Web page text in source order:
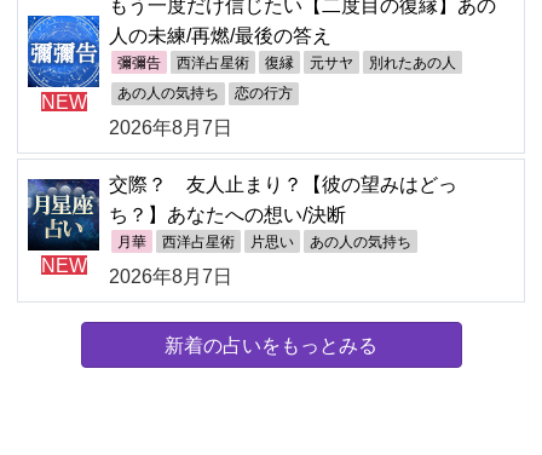
NEW
もう一度だけ信じたい【二度目の復縁】あの
人の未練/再燃/最後の答え
彌彌告 西洋占星術 復縁 元サヤ 別れたあの人
あの人の気持ち 恋の行方
2026年8月7日
NEW
交際？ 友人止まり？【彼の望みはどっ
ち？】あなたへの想い/決断
月華 西洋占星術 片思い あの人の気持ち
2026年8月7日
新着の占いをもっとみる